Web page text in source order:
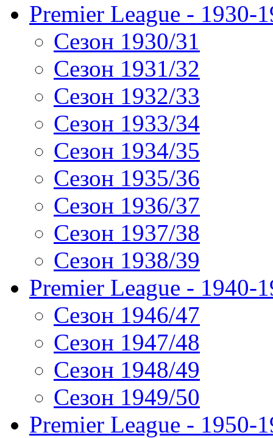
Premier League - 1930-
Сезон 1930/31
Сезон 1931/32
Сезон 1932/33
Сезон 1933/34
Сезон 1934/35
Сезон 1935/36
Сезон 1936/37
Сезон 1937/38
Сезон 1938/39
Premier League - 1940-
Сезон 1946/47
Сезон 1947/48
Сезон 1948/49
Сезон 1949/50
Premier League - 1950-